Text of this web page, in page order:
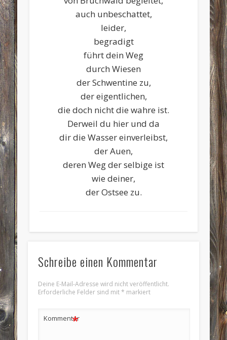
auch unbeschattet,
leider,
begradigt
führt dein Weg
durch Wiesen
der Schwentine zu,
der eigentlichen,
die doch nicht die wahre ist.
Derweil du hier und da
dir die Wasser einverleibst,
der Auen,
deren Weg der selbige ist
wie deiner,
der Ostsee zu.
Schreibe einen Kommentar
Deine E-Mail-Adresse wird nicht veröffentlicht.
Erforderliche Felder sind mit* markiert
Kommentar
*